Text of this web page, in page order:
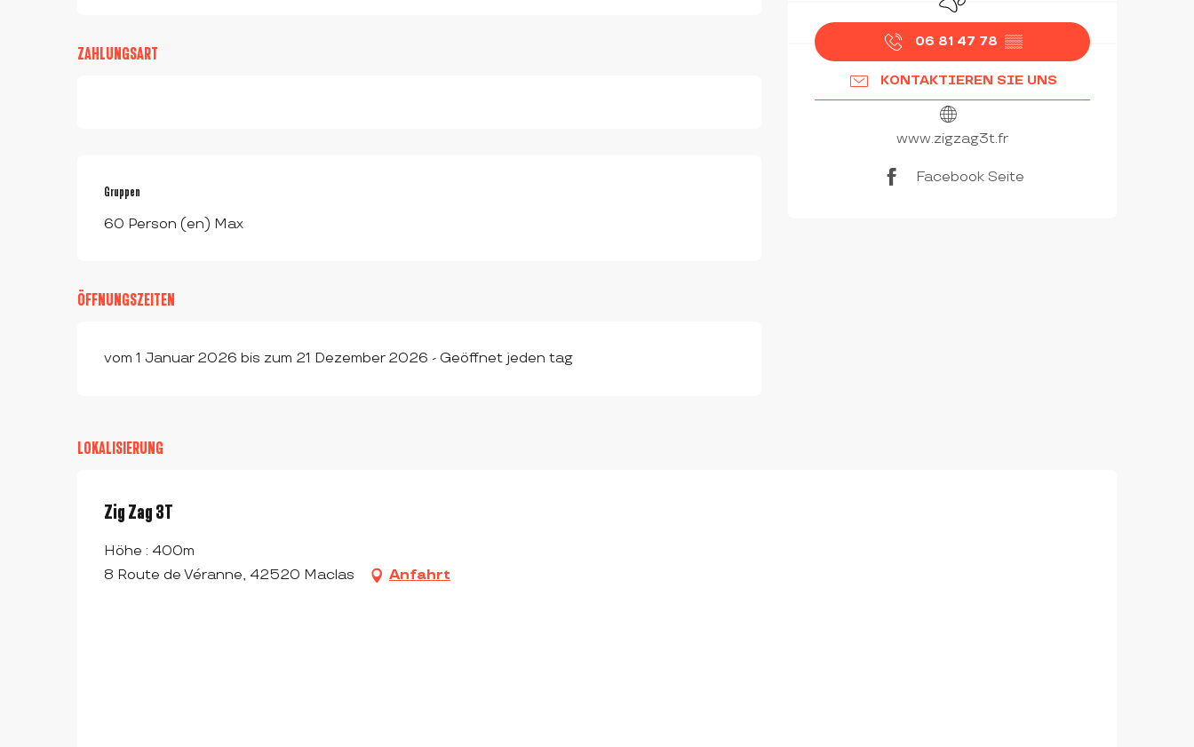
06 81 47 78 ▒▒
KONTAKTIEREN SIE UNS
www.zigzag3t.fr
Facebook Seite
ZAHLUNGSART
Gruppen
Gruppen
60 Person (en) Max
ÖFFNUNGSZEITEN
vom 1 Januar 2026 bis zum 21 Dezember 2026 - Geöffnet jeden tag
LOKALISIERUNG
Zig Zag 3T
Höhe : 400m
8 Route de Véranne, 42520 Maclas
Anfahrt